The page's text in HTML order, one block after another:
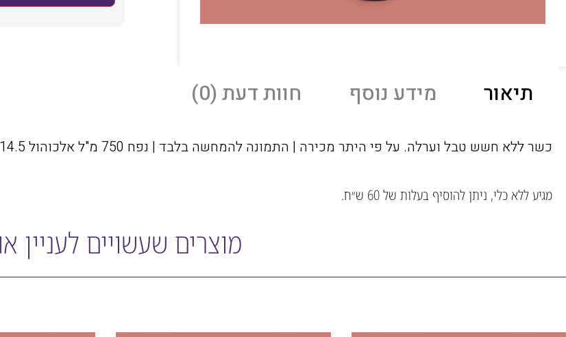
תיאור מידע נוסף חוות דעת (0)
כשר ללא חשש טבל וערלה. על פי היתר מכירה | התמונה להמחשה בלבד | נפח 750 מ"ל אלכוהול 14.5
מגיע ללא כלי, ניתן להוסיף בעלות של 60 ש״ח.
מוצרים שעשויים לעניין